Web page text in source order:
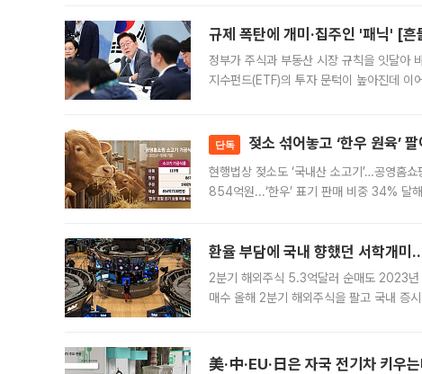
규제 폭탄에 개미·집주인 '패닉' [
정부가 주식과 부동산 시장 규칙을 잇달아
지수펀드(ETF)의 투자 문턱이 높아진데 이
단독 젖소 섞어놓고 ‘한우 원육’
현행법상 젖소도 ‘국내산 소고기’…공영홈
854억원...‘한우’ 표기 판매 비중 34% 달
환율 부담에 국내 향했던 서학개미
2분기 해외주식 5.3억달러 순매도 2023
매수 올해 2분기 해외주식을 팔고 국내 증